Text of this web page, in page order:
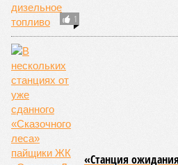
1
«Станция